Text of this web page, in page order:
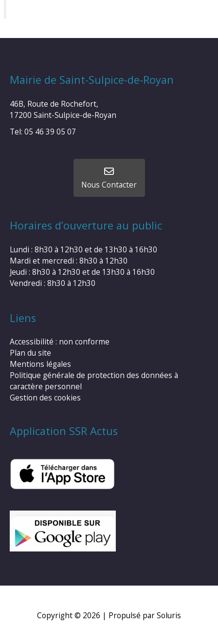
Mairie de Saint-Sulpice-de-Royan
46B, Route de Rochefort,
17200 Saint-Sulpice-de-Royan
Tel: 05 46 39 05 07
Nous Contacter
Horaires d’ouverture au public
Lundi : 8h30 à 12h30 et de 13h30 à 16h30
Mardi et mercredi : 8h30 à 12h30
Jeudi : 8h30 à 12h30 et de 13h30 à 16h30
Vendredi : 8h30 à 12h30
Liens
Accessibilité : non conforme
Plan du site
Mentions légales
Politique générale de protection des données à
caractère personnel
Gestion des cookies
Application SSR Actus
Copyright © 2026 | Propulsé par Soluris